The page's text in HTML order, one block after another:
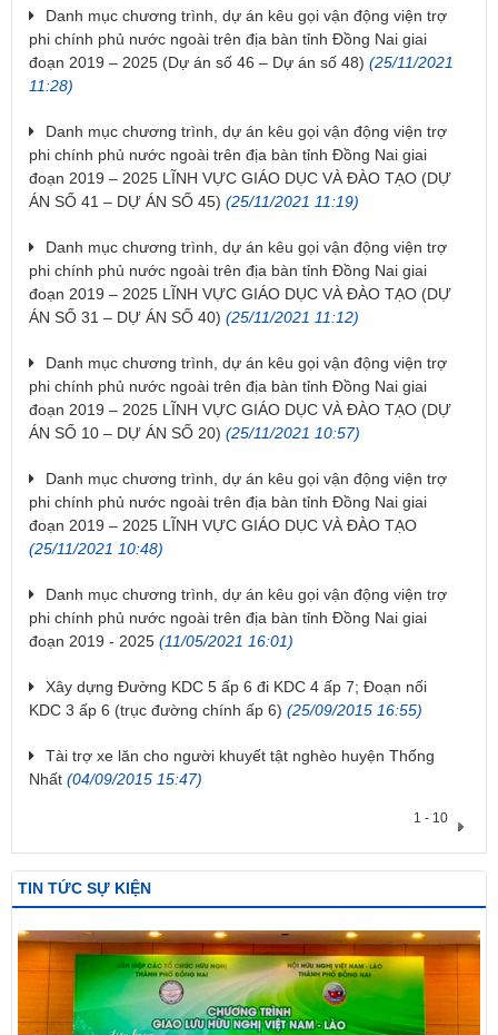
Danh mục chương trình, dự án kêu gọi vận động viện trợ
phi chính phủ nước ngoài trên địa bàn tỉnh Đồng Nai giai
đoạn 2019 – 2025 (Dự án số 46 – Dự án số 48) (25/11/2021
11:28)
Danh mục chương trình, dự án kêu gọi vận động viện trợ
phi chính phủ nước ngoài trên địa bàn tỉnh Đồng Nai giai
đoạn 2019 – 2025 LĨNH VỰC GIÁO DỤC VÀ ĐÀO TẠO (DỰ
ÁN SỐ 41 – DỰ ÁN SỐ 45) (25/11/2021 11:19)
Danh mục chương trình, dự án kêu gọi vận động viện trợ
phi chính phủ nước ngoài trên địa bàn tỉnh Đồng Nai giai
đoạn 2019 – 2025 LĨNH VỰC GIÁO DỤC VÀ ĐÀO TẠO (DỰ
ÁN SỐ 31 – DỰ ÁN SỐ 40) (25/11/2021 11:12)
Danh mục chương trình, dự án kêu gọi vận động viện trợ
phi chính phủ nước ngoài trên địa bàn tỉnh Đồng Nai giai
đoạn 2019 – 2025 LĨNH VỰC GIÁO DỤC VÀ ĐÀO TẠO (DỰ
ÁN SỐ 10 – DỰ ÁN SỐ 20) (25/11/2021 10:57)
Danh mục chương trình, dự án kêu gọi vận động viện trợ
phi chính phủ nước ngoài trên địa bàn tỉnh Đồng Nai giai
đoạn 2019 – 2025 LĨNH VỰC GIÁO DỤC VÀ ĐÀO TẠO
(25/11/2021 10:48)
Danh mục chương trình, dự án kêu gọi vận động viện trợ
phi chính phủ nước ngoài trên địa bàn tỉnh Đồng Nai giai
đoạn 2019 - 2025 (11/05/2021 16:01)
Xây dựng Đường KDC 5 ấp 6 đi KDC 4 ấp 7; Đoạn nối
KDC 3 ấp 6 (trục đường chính ấp 6) (25/09/2015 16:55)
Tài trợ xe lăn cho người khuyết tật nghèo huyện Thống
Nhất (04/09/2015 15:47)
1 - 10
TIN TỨC SỰ KIỆN